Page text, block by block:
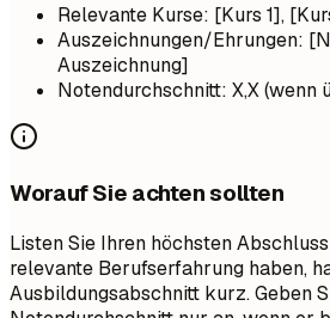
Relevante Kurse: [Kurs 1],
Auszeichnungen/Ehrungen:
Auszeichnung]
Notendurchschnitt: X,X (wenn
Worauf Sie achten sollten
Listen Sie Ihren höchsten
relevante Berufserfahrung haben,
Ausbildungsabschnitt kurz. Geben